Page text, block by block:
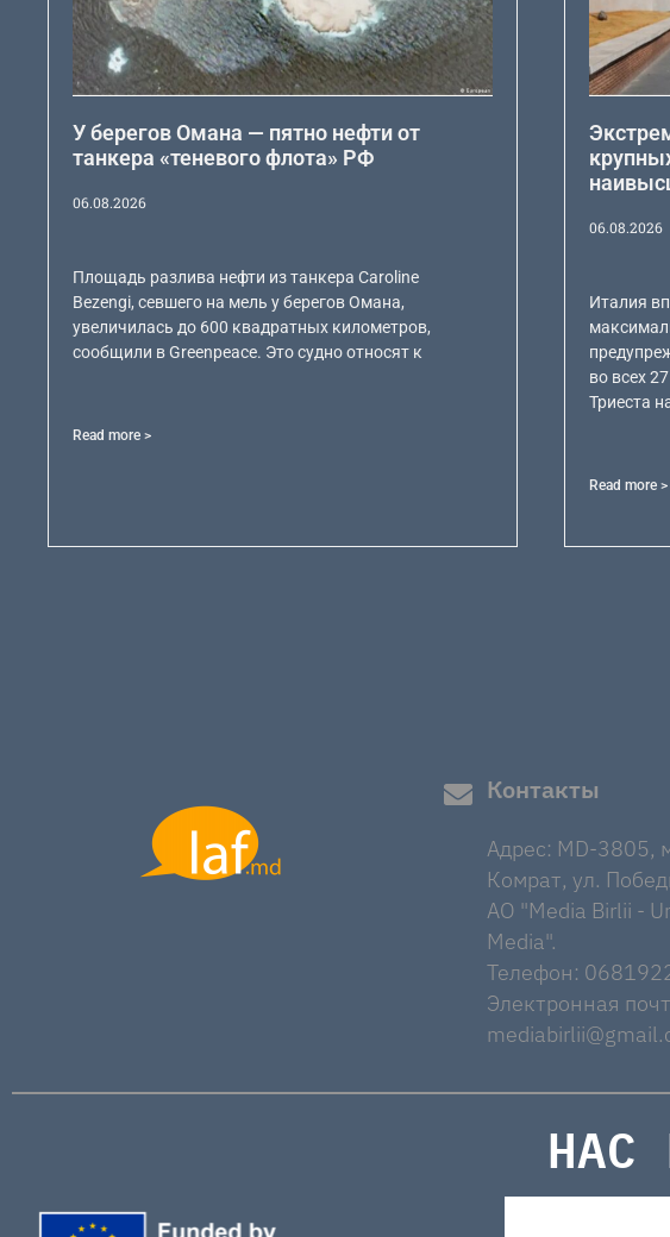
У берегов Омана — пятно нефти от
танкера «теневого флота» РФ
06.08.2026
Площадь разлива нефти из танкера Caroline
Bezengi, севшего на мель у берегов Омана,
увеличилась до 600 квадратных километров,
сообщили в Greenpeace. Это судно относят к
Read more >
06.08.2026
Италия
во всех
Триеста
Read more >
Контакты
Адрес: MD-3805,
Комрат, ул.
AO "Media Birlii -
Media".
Телефон:
Электронная
НАС